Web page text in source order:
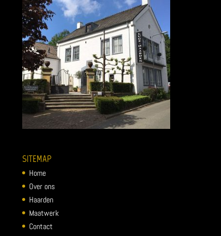
SITEMAP
Home
Over ons
Haarden
Maatwerk
Contact